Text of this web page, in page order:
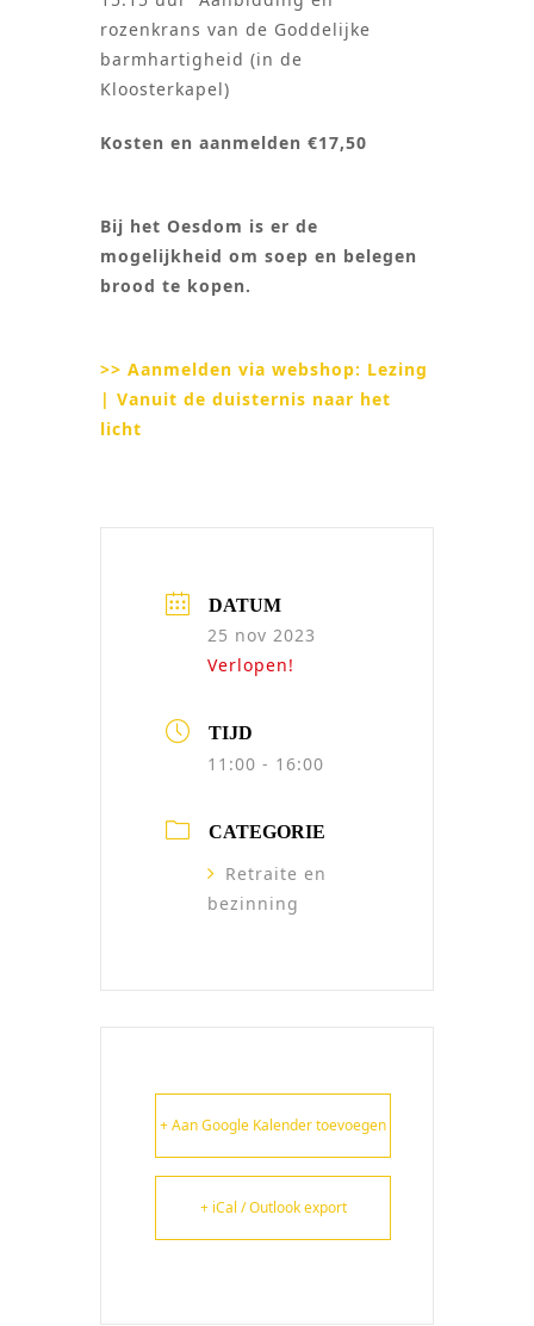
rozenkrans van de Goddelijke
barmhartigheid (in de
Kloosterkapel)
Kosten en aanmelden €17,50
Bij het Oesdom is er de
mogelijkheid om soep en belegen
brood te kopen.
>> Aanmelden via webshop: Lezing
| Vanuit de duisternis naar het
licht
DATUM
25 nov 2023
Verlopen!
TIJD
11:00 - 16:00
CATEGORIE
Retraite en
bezinning
+ Aan Google Kalender toevoegen
+ iCal / Outlook export